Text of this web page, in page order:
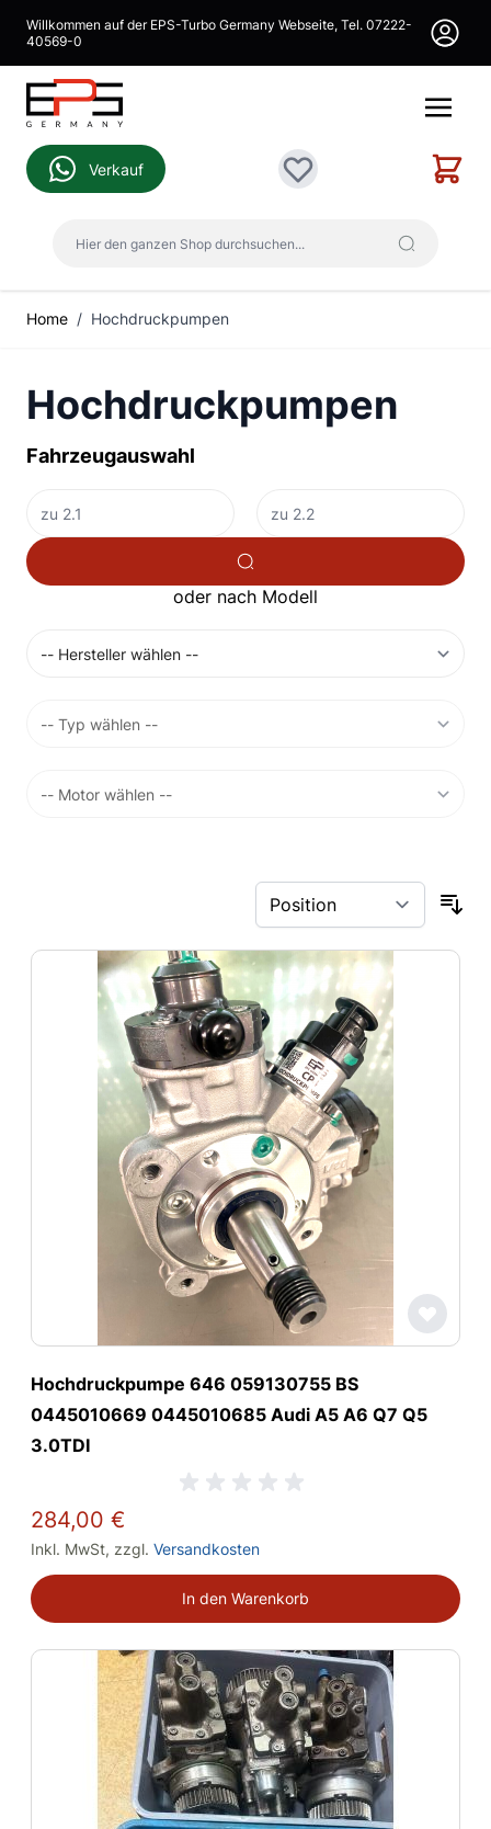
Willkommen auf der EPS-Turbo Germany Webseite, Tel. 07222-
40569-0
Verkauf
Wunschliste
Home / Hochdruckpumpen
Hochdruckpumpen
Fahrzeugauswahl
oder nach Modell
Hochdruckpumpe 646 059130755 BS
0445010669 0445010685 Audi A5 A6 Q7 Q5
3.0TDI
284,00 €
Inkl. MwSt, zzgl. Versandkosten
In den Warenkorb